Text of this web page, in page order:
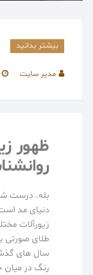
بیشتر بدانید
مدیر سایت
ظهور
بله. درست
دنیای مد
زیورآلات
طلای صورتی
سال های
رنگ در میان